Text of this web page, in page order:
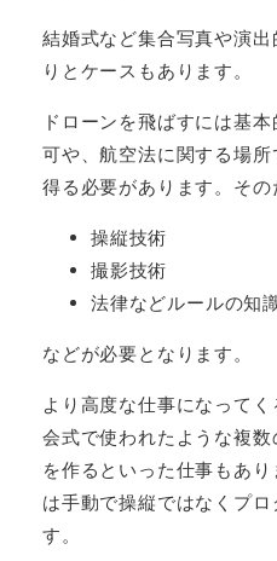
結婚式など集合写真や演
りとケースもあります。
ドローンを飛ばすには基
可や、航空法に関する場
得る必要があります。そ
操縦技術
撮影技術
法律などルールの知
などが必要となります。
より高度な仕事になって
会式で使われたような複
を作るといった仕事もあ
は手動で操縦ではなくプ
す。